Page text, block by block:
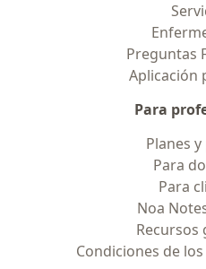
Preguntas
Aplicación
Para
Planes
Para
Para
Noa
Condiciones de